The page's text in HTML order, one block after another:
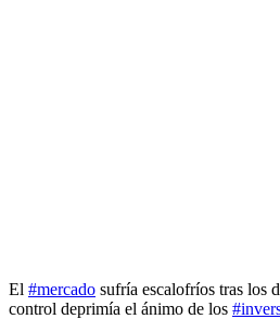
El #mercado sufría escalofríos tras los
control deprimía el ánimo de los